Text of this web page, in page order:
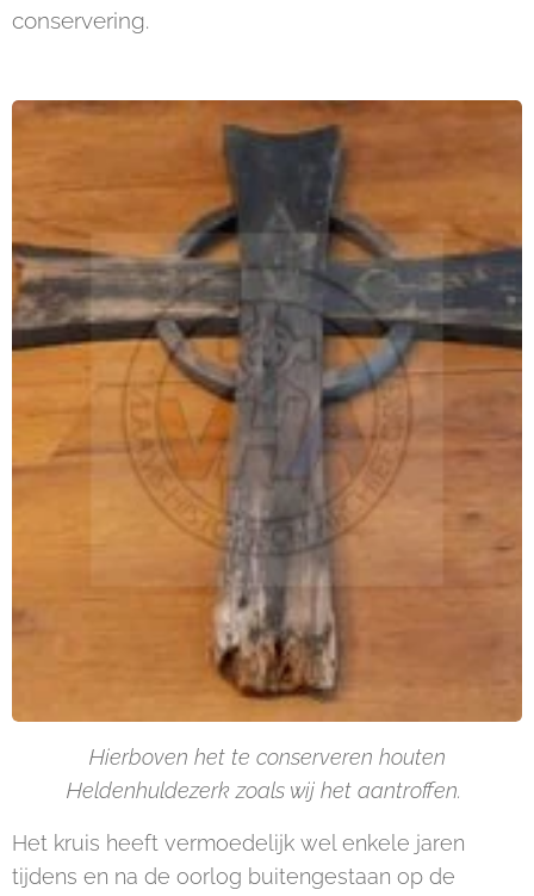
conservering.
Hierboven het te conserveren houten
Heldenhuldezerk zoals wij het aantroffen.
Het kruis heeft vermoedelijk wel enkele jaren
tijdens en na de oorlog buitengestaan op de